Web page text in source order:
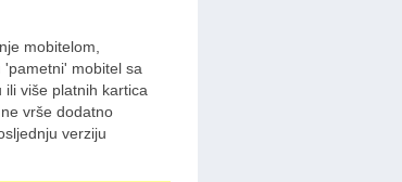
mobitelom,
mobitel sa
više platnih kartica
vrše dodatno
verziju